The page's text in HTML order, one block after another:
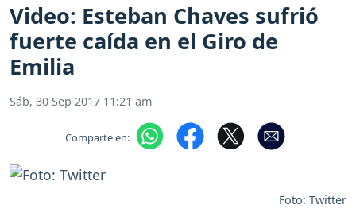
Video: Esteban Chaves sufrió
fuerte caída en el Giro de
Emilia
Sáb, 30 Sep 2017 11:21 am
Comparte en:
Foto: Twitter